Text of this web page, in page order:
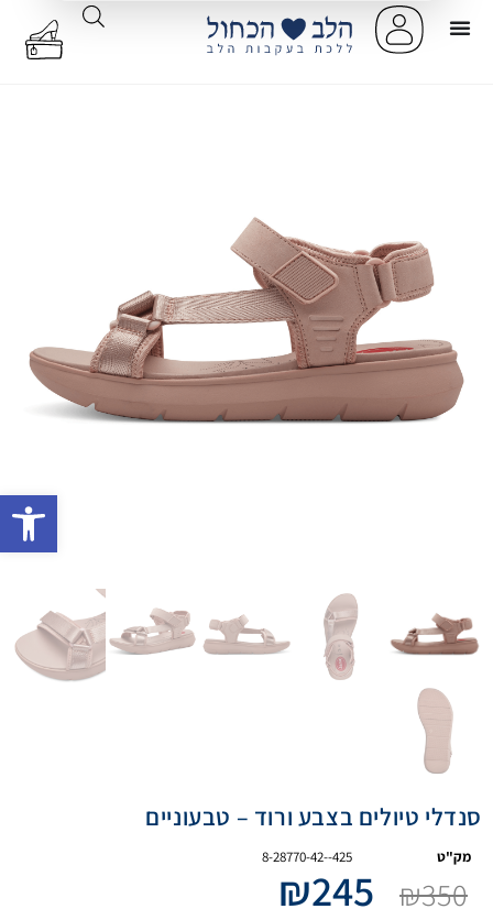
סנדלי טיולים בצבע ורוד – טבעוניים
מק"ט 8-28770-42--425
₪350
₪245